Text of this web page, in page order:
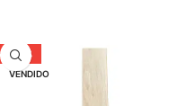
-24%
VENDIDO